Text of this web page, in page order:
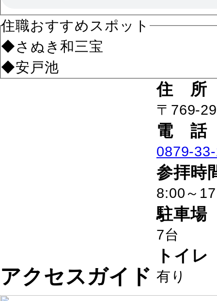
住職おすすめスポット
◆さぬき和三宝
◆安戸池
アクセスガイド
住 所
〒769-
電 話
0879-
参拝時
8:00～
駐車場
7台
トイレ
有り